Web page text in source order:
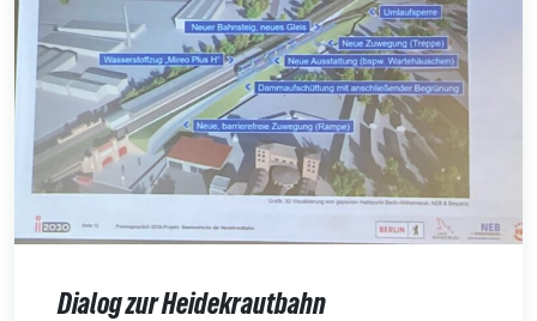
Dialog zur Heidekrautbahn